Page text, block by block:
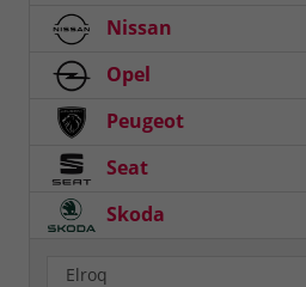
Nissan
Opel
Peugeot
Seat
Skoda
Elroq